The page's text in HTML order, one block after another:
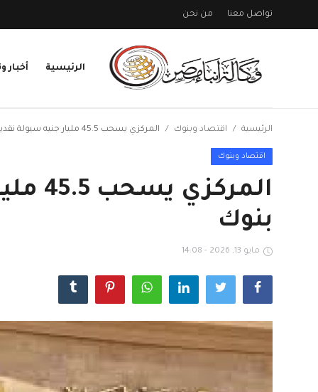
تواصل معنا من نحن
الرئيسية أخبار
تسجيل
تسجيل
أخبار وتقاريراقتصاد وبنوك
اتصالات وتكنولوجيا
ثقافة وفنونعالم وسفاراتمجتمع مدنى
اخبار الخليج
الرئيسية اقتصاد وبنوك المركزي يسحب 45.5 مليار جنيه سيولة نقدية من 4 بنوك
اقتصاد وبنوك
بنوك
مايو 13, 2026 - 14:08